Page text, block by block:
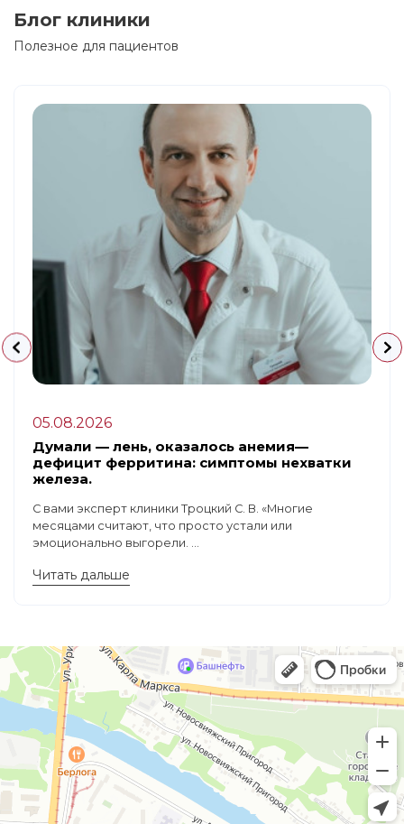
Блог клиники
Полезное для пациентов
05.08.2026
Думали — лень, оказалось анемия—
дефицит ферритина: симптомы нехватки
железа.
С вами эксперт клиники Троцкий С. В. «Многие
месяцами считают, что просто устали или
эмоционально выгорели. ...
Читать дальше